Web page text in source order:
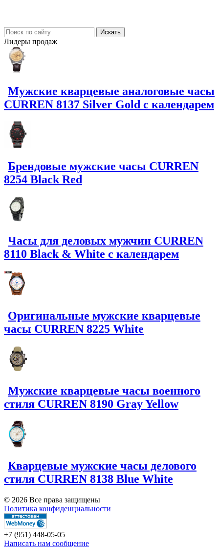
Лидеры продаж
Мужские кварцевые аналоговые часы
CURREN 8137 Silver Gold с календарем
Брендовые мужские часы CURREN
8254 Black Red
Часы для деловых мужчин CURREN
8110 Black & White с календарем
Оригинальные мужские кварцевые
часы CURREN 8225 White
Мужские кварцевые часы военного
стиля CURREN 8190 Gray Yellow
Кварцевые мужские часы делового
стиля CURREN 8138 Blue White
© 2026 Все права защищены
Политика конфиденциальности
+7 (951) 448-05-05
Написать нам сообщение